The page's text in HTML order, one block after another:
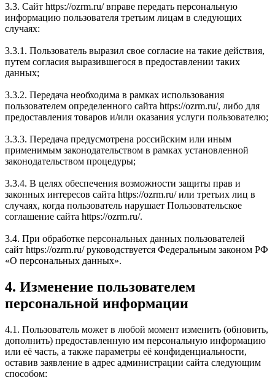
3.3. Сайт https://ozrm.ru/ вправе передать персональную
информацию пользователя третьим лицам в следующих
случаях:
3.3.1. Пользователь выразил свое согласие на такие действия,
путем согласия выразившегося в предоставлении таких
данных;
3.3.2. Передача необходима в рамках использования
пользователем определенного сайта https://ozrm.ru/, либо для
предоставления товаров и/или оказания услуги пользователю;
3.3.3. Передача предусмотрена российским или иным
применимым законодательством в рамках установленной
законодательством процедуры;
3.3.4. В целях обеспечения возможности защиты прав и
законных интересов сайта https://ozrm.ru/ или третьих лиц в
случаях, когда пользователь нарушает Пользовательское
соглашение сайта https://ozrm.ru/.
3.4. При обработке персональных данных пользователей
сайт https://ozrm.ru/ руководствуется Федеральным законом РФ
«О персональных данных».
4. Изменение пользователем
персональной информации
4.1. Пользователь может в любой момент изменить (обновить,
дополнить) предоставленную им персональную информацию
или её часть, а также параметры её конфиденциальности,
оставив заявление в адрес администрации сайта следующим
способом: